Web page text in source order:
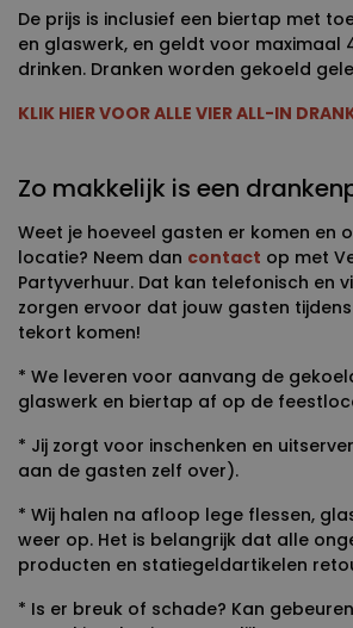
De prijs is inclusief een biertap met
en glaswerk, en geldt voor maximaal
drinken. Dranken worden gekoeld
KLIK HIER VOOR ALLE VIER ALL-IN
Zo makkelijk is een
Weet je hoeveel gasten er komen en
locatie? Neem dan contact op met
Partyverhuur. Dat kan telefonisch en
zorgen ervoor dat jouw gasten
tekort komen!
* We leveren voor aanvang de
glaswerk en biertap af op de
* Jij zorgt voor inschenken en
aan de gasten zelf over).
* Wij halen na afloop lege flessen,
weer op. Het is belangrijk dat alle
producten en statiegeldartikelen
* Is er breuk of schade? Kan